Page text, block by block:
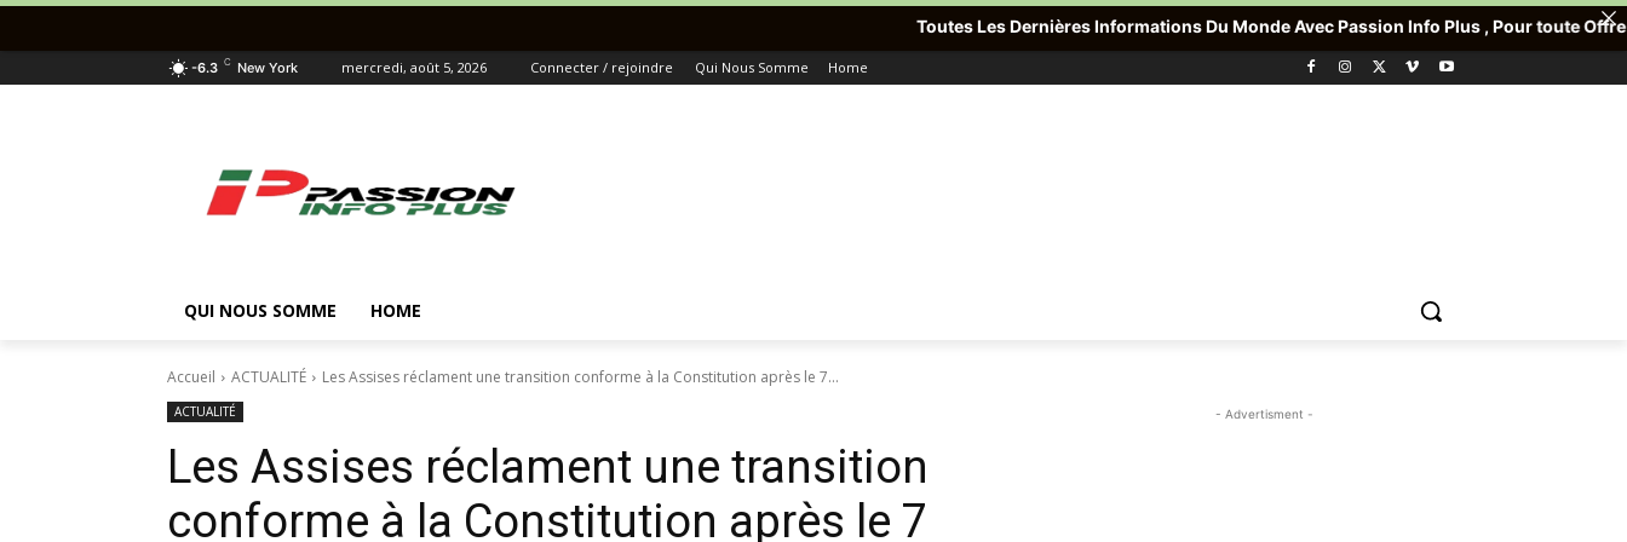
-6.3 C New York mercredi, août 5, 2026 Connecter / rejoindre Qui Nous Somme Home
QUI NOUS SOMME HOME
Accueil ACTUALITÉ Les Assises réclament une transition conforme à la Constitution après le 7...
ACTUALITÉ
Les Assises réclament une transition
conforme à la Constitution après le 7
- Advertisment -
Toutes Les Dernières Informations Du Monde Avec Passion Info Plus , Pour toute Offre